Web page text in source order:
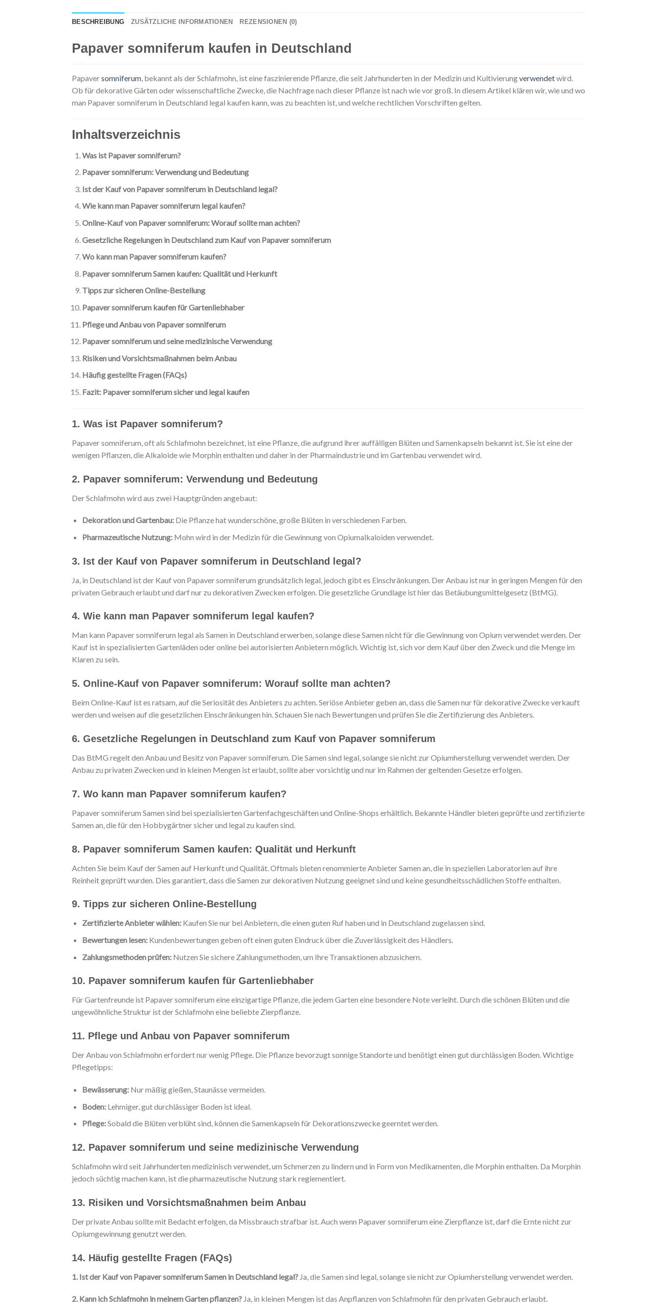
BESCHREIBUNG ZUSÄTZLICHE INFORMATIONEN REZENSIONEN (0)
Papaver somniferum kaufen in Deutschland
Papaversomniferum, bekannt als der Schlafmohn, ist eine faszinierende Pflanze, die seit Jahrhunderten in der Medizin und Kultivierungverwendetwird.
Ob für dekorative Gärten oder wissenschaftliche Zwecke, die Nachfrage nach dieser Pflanze ist nach wie vor groß. In diesem Artikel klären wir, wie und wo
man Papaver somniferum in Deutschland legal kaufen kann, was zu beachten ist, und welche rechtlichen Vorschriften gelten.
Inhaltsverzeichnis
Was ist Papaver somniferum?
Papaver somniferum: Verwendung und Bedeutung
Ist der Kauf von Papaver somniferum in Deutschland legal?
Wie kann man Papaver somniferum legal kaufen?
Online-Kauf von Papaver somniferum: Worauf sollte man achten?
Gesetzliche Regelungen in Deutschland zum Kauf von Papaver somniferum
Wo kann man Papaver somniferum kaufen?
Papaver somniferum Samen kaufen: Qualität und Herkunft
Tipps zur sicheren Online-Bestellung
Papaver somniferum kaufen für Gartenliebhaber
Pflege und Anbau von Papaver somniferum
Papaver somniferum und seine medizinische Verwendung
Risiken und Vorsichtsmaßnahmen beim Anbau
Häufig gestellte Fragen (FAQs)
Fazit: Papaver somniferum sicher und legal kaufen
1. Was ist Papaver somniferum?
Papaver somniferum, oft als Schlafmohn bezeichnet, ist eine Pflanze, die aufgrund ihrer auffälligen Blüten und Samenkapseln bekannt ist. Sie ist eine der
wenigen Pflanzen, die Alkaloide wie Morphin enthalten und daher in der Pharmaindustrie und im Gartenbau verwendet wird.
2. Papaver somniferum: Verwendung und Bedeutung
Der Schlafmohn wird aus zwei Hauptgründen angebaut:
Dekoration und Gartenbau:Die Pflanze hat wunderschöne, große Blüten in verschiedenen Farben.
Pharmazeutische Nutzung:Mohn wird in der Medizin für die Gewinnung von Opiumalkaloiden verwendet.
3. Ist der Kauf von Papaver somniferum in Deutschland legal?
Ja, in Deutschland ist der Kauf von Papaver somniferum grundsätzlich legal, jedoch gibt es Einschränkungen. Der Anbau ist nur in geringen Mengen für den
privaten Gebrauch erlaubt und darf nur zu dekorativen Zwecken erfolgen. Die gesetzliche Grundlage ist hier das Betäubungsmittelgesetz (BtMG).
4. Wie kann man Papaver somniferum legal kaufen?
Man kann Papaver somniferum legal als Samen in Deutschland erwerben, solange diese Samen nicht für die Gewinnung von Opium verwendet werden. Der
Kauf ist in spezialisierten Gartenläden oder online bei autorisierten Anbietern möglich. Wichtig ist, sich vor dem Kauf über den Zweck und die Menge im
Klaren zu sein.
5. Online-Kauf von Papaver somniferum: Worauf sollte man achten?
Beim Online-Kauf ist es ratsam, auf die Seriosität des Anbieters zu achten. Seriöse Anbieter geben an, dass die Samen nur für dekorative Zwecke verkauft
werden und weisen auf die gesetzlichen Einschränkungen hin. Schauen Sie nach Bewertungen und prüfen Sie die Zertifizierung des Anbieters.
6. Gesetzliche Regelungen in Deutschland zum Kauf von Papaver somniferum
Das BtMG regelt den Anbau und Besitz von Papaver somniferum. Die Samen sind legal, solange sie nicht zur Opiumherstellung verwendet werden. Der
Anbau zu privaten Zwecken und in kleinen Mengen ist erlaubt, sollte aber vorsichtig und nur im Rahmen der geltenden Gesetze erfolgen.
7. Wo kann man Papaver somniferum kaufen?
Papaver somniferum Samen sind bei spezialisierten Gartenfachgeschäften und Online-Shops erhältlich. Bekannte Händler bieten geprüfte und zertifizierte
Samen an, die für den Hobbygärtner sicher und legal zu kaufen sind.
8. Papaver somniferum Samen kaufen: Qualität und Herkunft
Achten Sie beim Kauf der Samen auf Herkunft und Qualität. Oftmals bieten renommierte Anbieter Samen an, die in speziellen Laboratorien auf ihre
Reinheit geprüft wurden. Dies garantiert, dass die Samen zur dekorativen Nutzung geeignet sind und keine gesundheitsschädlichen Stoffe enthalten.
9. Tipps zur sicheren Online-Bestellung
Zertifizierte Anbieter wählen:Kaufen Sie nur bei Anbietern, die einen guten Ruf haben und in Deutschland zugelassen sind.
Bewertungen lesen:Kundenbewertungen geben oft einen guten Eindruck über die Zuverlässigkeit des Händlers.
Zahlungsmethoden prüfen:Nutzen Sie sichere Zahlungsmethoden, um Ihre Transaktionen abzusichern.
10. Papaver somniferum kaufen für Gartenliebhaber
Für Gartenfreunde ist Papaver somniferum eine einzigartige Pflanze, die jedem Garten eine besondere Note verleiht. Durch die schönen Blüten und die
ungewöhnliche Struktur ist der Schlafmohn eine beliebte Zierpflanze.
11. Pflege und Anbau von Papaver somniferum
Der Anbau von Schlafmohn erfordert nur wenig Pflege. Die Pflanze bevorzugt sonnige Standorte und benötigt einen gut durchlässigen Boden. Wichtige
Pflegetipps:
Bewässerung:Nur mäßig gießen, Staunässe vermeiden.
Boden:Lehmiger, gut durchlässiger Boden ist ideal.
Pflege:Sobald die Blüten verblüht sind, können die Samenkapseln für Dekorationszwecke geerntet werden.
12. Papaver somniferum und seine medizinische Verwendung
Schlafmohn wird seit Jahrhunderten medizinisch verwendet, um Schmerzen zu lindern und in Form von Medikamenten, die Morphin enthalten. Da Morphin
jedoch süchtig machen kann, ist die pharmazeutische Nutzung stark reglementiert.
13. Risiken und Vorsichtsmaßnahmen beim Anbau
Der private Anbau sollte mit Bedacht erfolgen, da Missbrauch strafbar ist. Auch wenn Papaver somniferum eine Zierpflanze ist, darf die Ernte nicht zur
Opiumgewinnung genutzt werden.
14. Häufig gestellte Fragen (FAQs)
1. Ist der Kauf von Papaver somniferum Samen in Deutschland legal? Ja, die Samen sind legal, solange sie nicht zur Opiumherstellung verwendet werden.
2. Kann ich Schlafmohn in meinem Garten pflanzen? Ja, in kleinen Mengen ist das Anpflanzen von Schlafmohn für den privaten Gebrauch erlaubt.